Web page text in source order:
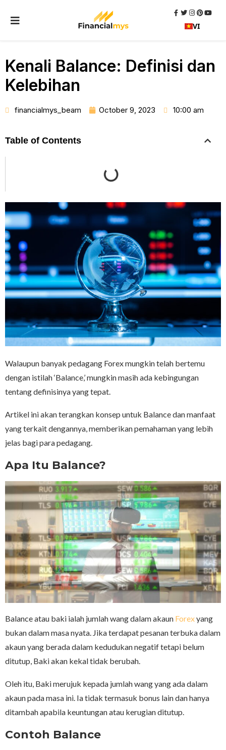
VI
Kenali Balance: Definisi dan
Kelebihan
financialmys_beam October 9, 2023 10:00 am
Table of Contents
Walaupun banyak pedagang Forex mungkin telah bertemu
dengan istilah ‘Balance,’ mungkin masih ada kebingungan
tentang definisinya yang tepat.
Artikel ini akan terangkan konsep untuk Balance dan manfaat
yang terkait dengannya, memberikan pemahaman yang lebih
jelas bagi para pedagang.
Apa Itu Balance?
Balance atau baki ialah jumlah wang dalam akaun Forexyang
bukan dalam masa nyata. Jika terdapat pesanan terbuka dalam
akaun yang berada dalam kedudukan negatif tetapi belum
ditutup, Baki akan kekal tidak berubah.
Oleh itu, Baki merujuk kepada jumlah wang yang ada dalam
akaun pada masa ini. Ia tidak termasuk bonus lain dan hanya
ditambah apabila keuntungan atau kerugian ditutup.
Contoh Balance